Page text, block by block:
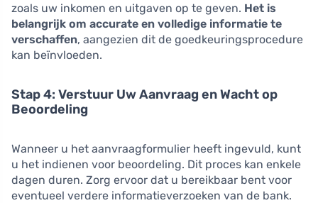
zoals uw inkomen en uitgaven op te geven. Het is
belangrijk om accurate en volledige informatie te
verschaffen, aangezien dit de goedkeuringsprocedure
kan beïnvloeden.
Stap 4: Verstuur Uw Aanvraag en Wacht op
Beoordeling
Wanneer u het aanvraagformulier heeft ingevuld, kunt
u het indienen voor beoordeling. Dit proces kan enkele
dagen duren. Zorg ervoor dat u bereikbaar bent voor
eventueel verdere informatieverzoeken van de bank.